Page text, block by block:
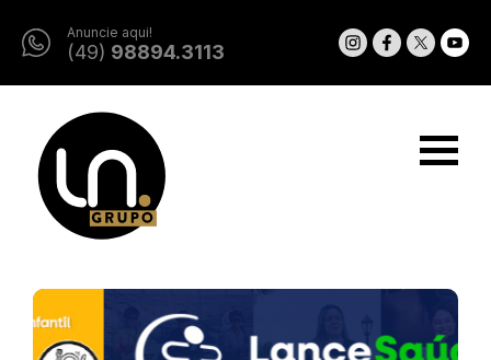
Anuncie aqui!
(49) 98894.3113